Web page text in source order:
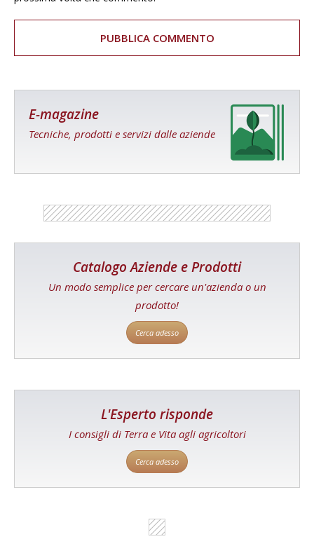
E-magazine
Tecniche, prodotti e servizi dalle aziende
Catalogo Aziende e Prodotti
Un modo semplice per cercare un'azienda o un
prodotto!
Cerca adesso
L'Esperto risponde
I consigli di Terra e Vita agli agricoltori
Cerca adesso